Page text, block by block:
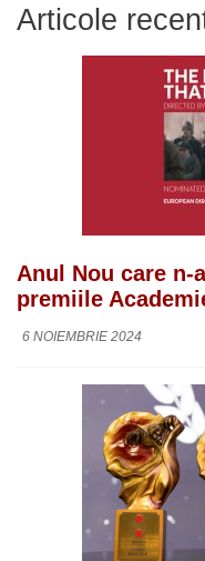
Articole
Anul Nou care
premiile
6 NOIEMBRIE 2024